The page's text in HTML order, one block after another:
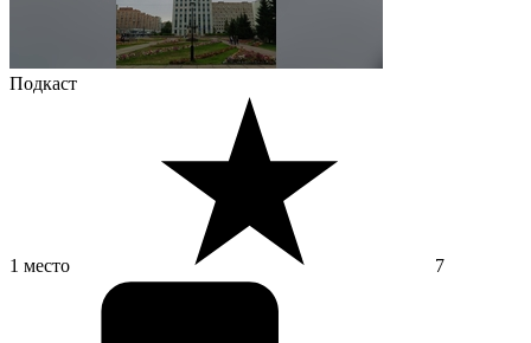
Подкаст
1 место 7